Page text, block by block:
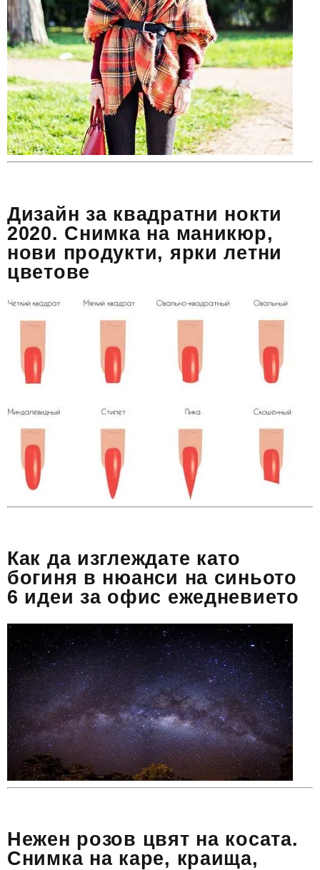
Дизайн за квадратни нокти
2020. Снимка на маникюр,
нови продукти, ярки летни
цветове
Как да изглеждате като
богиня в нюанси на синьото
6 идеи за офис ежедневието
Нежен розов цвят на косата.
Снимка на каре, краища,